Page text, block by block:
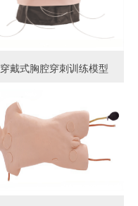
穿戴式胸腔穿刺训练模型